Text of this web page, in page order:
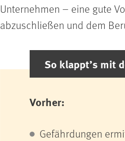
Unternehmen – eine gute
abzuschließen und dem
So klappt’s mit
Vorher:
Gefährdungen